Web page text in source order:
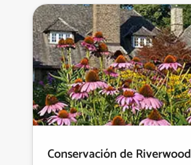
Conservación de Riverwood